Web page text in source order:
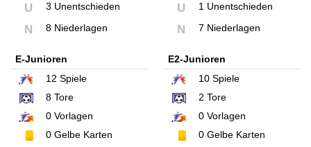
U 3 Unentschieden
N 8 Niederlagen
U 1 Unentschieden
N 7 Niederlagen
E-Junioren
12 Spiele
8 Tore
0 Vorlagen
0 Gelbe Karten
E2-Junioren
10Spiele
2 Tore
0Vorlagen
0Gelbe Karten